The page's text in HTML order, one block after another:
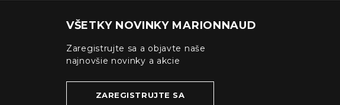
VŠETKY NOVINKY MARIONNAUD
Zaregistrujte sa a objavte naše
najnovšie novinky a akcie
ZAREGISTRUJTE SA